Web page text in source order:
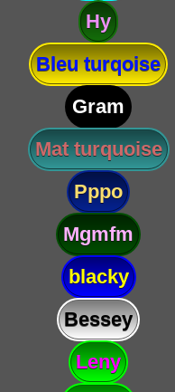
Hy
Bleu turqoise
Gram
Mat turquoise
Pppo
Mgmfm
blacky
Bessey
Leny